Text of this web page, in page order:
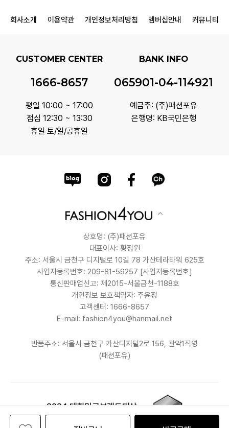
회사소개 이용약관 개인정보처리방침 멤버십안내 커뮤니티
CUSTOMER CENTER
1666-8657
평일 10:00 ~ 17:00
점심 12:30 ~ 13:30
휴일 토/일/공휴일
BANK INFO
065901-04-114921
예금주: (주)패션포유
은행명: KB국민은행
상호명: (주)패션포유
대표이사: 황정원
주소: 서울시 금천구 디지털로 10길 78 가산테라타워 625호
사업자등록번호: 209-81-59257 [사업자등록번호]
통신판매업신고: 제2015-서울금천-1188호
개인정보 보호책임자: 주윤정
고객센터: 1666-8657
E-mail: fashion4you@hanmail.net
반품주소: 서울시 금천구 가산디지털2로 156, 관악1직영
(패션포유)